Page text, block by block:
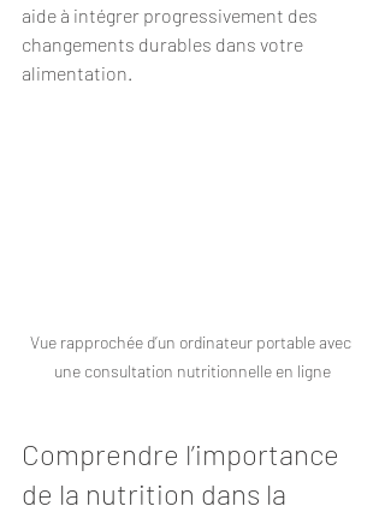
aide à intégrer progressivement des
changements durables dans votre
alimentation.
Vue rapprochée d’un ordinateur portable avec
une consultation nutritionnelle en ligne
Comprendre l’importance
de la nutrition dans la